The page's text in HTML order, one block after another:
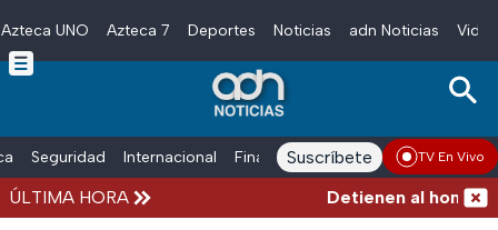
Skip to main content
Azteca UNO Azteca 7 Deportes Noticias adn Noticias
Seguridad Internacional Finanzas adn Noticias Radio
Suscríbete TV En Vivo
ÚLTIMA HORA Detienen al hombre